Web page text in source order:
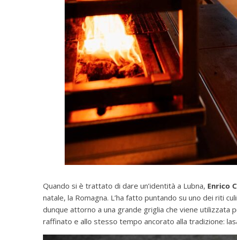
Quando si è trattato di dare un’identità a Lubna, Enrico
natale, la Romagna. L’ha fatto puntando su uno dei riti
dunque attorno a una grande griglia che viene utilizzata
raffinato e allo stesso tempo ancorato alla tradizione: